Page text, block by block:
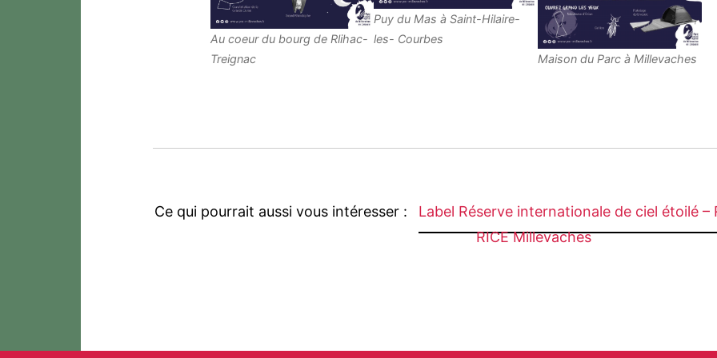
Au coeur du bourg de Rlihac-
Treignac
Puy du Mas à Saint-Hilaire-
les- Courbes
Maison du Parc à Millevaches
Ce qui pourrait aussi vous intéresser :
Label Réserve internationale de ciel étoilé –
RICE Millevaches